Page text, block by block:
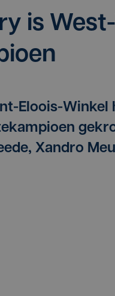
is
Eloois-
Xandro